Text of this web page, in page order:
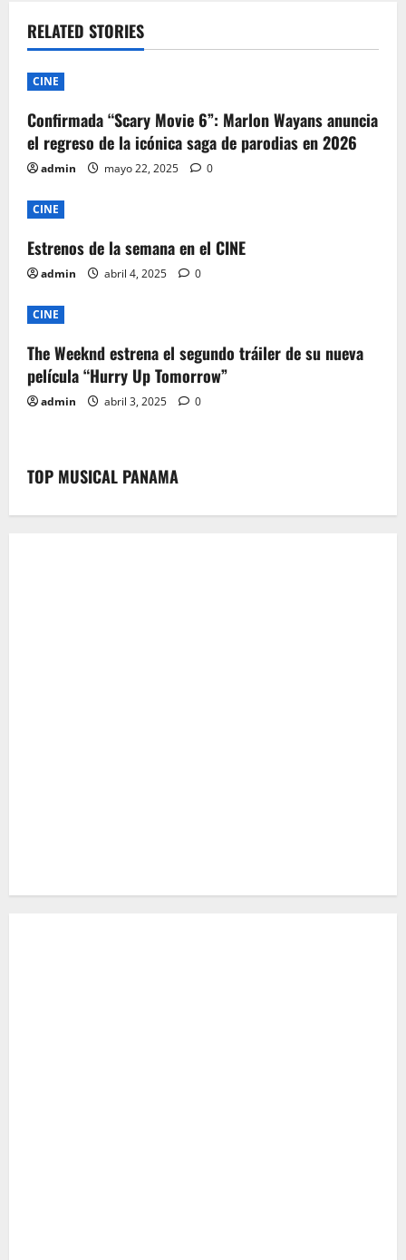
RELATED STORIES
CINE
Confirmada “Scary Movie 6”: Marlon Wayans anuncia
el regreso de la icónica saga de parodias en 2026
admin mayo 22, 2025 0
CINE
Estrenos de la semana en el CINE
admin abril 4, 2025 0
CINE
The Weeknd estrena el segundo tráiler de su nueva
película “Hurry Up Tomorrow”
admin abril 3, 2025 0
TOP MUSICAL PANAMA